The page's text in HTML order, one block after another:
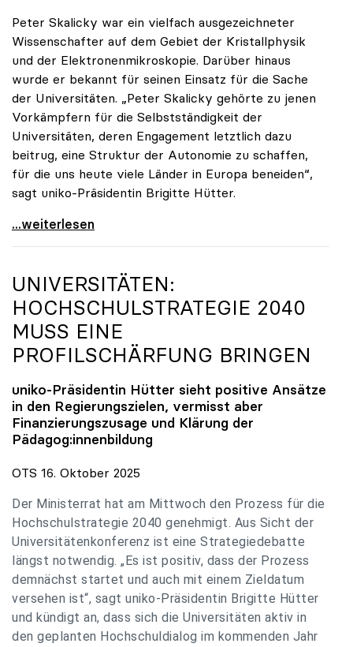
Peter Skalicky war ein vielfach ausgezeichneter
Wissenschafter auf dem Gebiet der Kristallphysik
und der Elektronenmikroskopie. Darüber hinaus
wurde er bekannt für seinen Einsatz für die Sache
der Universitäten. „Peter Skalicky gehörte zu jenen
Vorkämpfern für die Selbstständigkeit der
Universitäten, deren Engagement letztlich dazu
beitrug, eine Struktur der Autonomie zu schaffen,
für die uns heute viele Länder in Europa beneiden“,
sagt uniko-Präsidentin Brigitte Hütter.
uniko trauert um ehemaligen Präsidenten Peter
...weiterlesen
UNIVERSITÄTEN:
HOCHSCHULSTRATEGIE 2040
MUSS EINE
PROFILSCHÄRFUNG BRINGEN
uniko-Präsidentin Hütter sieht positive Ansätze
in den Regierungszielen, vermisst aber
Finanzierungszusage und Klärung der
Pädagog:innenbildung
OTS 16. Oktober 2025
Der Ministerrat hat am Mittwoch den Prozess für die
Hochschulstrategie 2040 genehmigt. Aus Sicht der
Universitätenkonferenz ist eine Strategiedebatte
längst notwendig. „Es ist positiv, dass der Prozess
demnächst startet und auch mit einem Zieldatum
versehen ist“, sagt uniko-Präsidentin Brigitte Hütter
und kündigt an, dass sich die Universitäten aktiv in
den geplanten Hochschuldialog im kommenden Jahr